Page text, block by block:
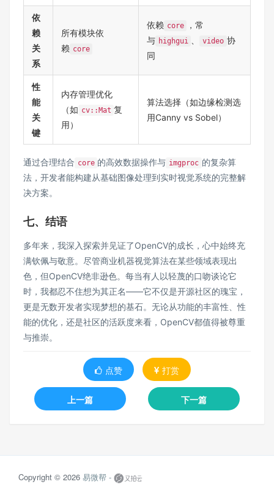
依
赖
关
系
所有模块依
赖 core
依赖 core
，常
与 highgui video 协
同
性
能
关
键
内存管理优化
（如 cv::Mat 复
用）
算法选择（如边缘检测选
用Canny vs Sobel）
通过合理结合 core 的高效数据操作与 imgproc 的复杂算
法，开发者能构建从基础图像处理到实时视觉系统的完整解
决方案。
七、结语
多年来，我深入探索并见证了OpenCV的成长，心中始终充
满钦佩与敬意。尽管商业机器视觉算法在某些领域表现出
色，但OpenCV绝非逊色。每当有人以轻蔑的口吻谈论它
时，我都忍不住想为其正名——它不仅是开源社区的瑰宝，
更是无数开发者实现梦想的基石。无论从功能的丰富性、性
能的优化，还是社区的活跃度来看，OpenCV都值得被尊重
与推崇。
点赞 打赏
上一篇 下一篇
Copyright © 2026 易微帮 -